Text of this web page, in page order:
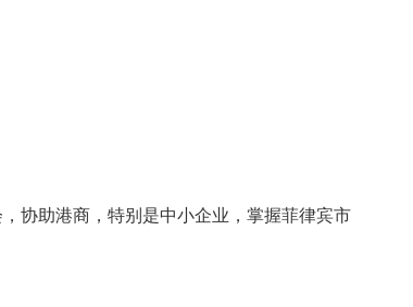
协助港商，特别是中小企业，掌握菲律宾市